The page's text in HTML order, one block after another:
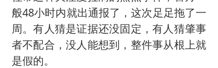
般48小时内就出通报了，这次足足拖了一
周。有人猜是证据还没固定，有人猜肇事
者不配合，没人能想到，整件事从根上就
是假的。